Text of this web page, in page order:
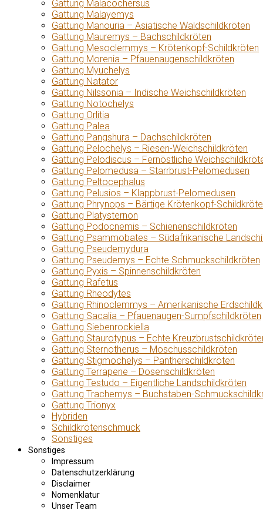
Gattung Malacochersus
Gattung Malayemys
Gattung Manouria – Asiatische Waldschildkröten
Gattung Mauremys – Bachschildkröten
Gattung Mesoclemmys – Krötenkopf-Schildkröten
Gattung Morenia – Pfauenaugenschildkröten
Gattung Myuchelys
Gattung Natator
Gattung Nilssonia – Indische Weichschildkröten
Gattung Notochelys
Gattung Orlitia
Gattung Palea
Gattung Pangshura – Dachschildkröten
Gattung Pelochelys – Riesen-Weichschildkröten
Gattung Pelodiscus – Fernöstliche
Gattung Pelomedusa – Starrbrust-Pelomedusen
Gattung Peltocephalus
Gattung Pelusios – Klappbrust-Pelomedusen
Gattung Phrynops – Bärtige Krötenkopf-
Gattung Platysternon
Gattung Podocnemis – Schienenschildkröten
Gattung Psammobates – Südafrikanische
Gattung Pseudemydura
Gattung Pseudemys – Echte Schmuckschildkröten
Gattung Pyxis – Spinnenschildkröten
Gattung Rafetus
Gattung Rheodytes
Gattung Rhinoclemmys – Amerikanische
Gattung Sacalia – Pfauenaugen-Sumpfschildkröten
Gattung Siebenrockiella
Gattung Staurotypus – Echte
Gattung Sternotherus – Moschusschildkröten
Gattung Stigmochelys – Pantherschildkröten
Gattung Terrapene – Dosenschildkröten
Gattung Testudo – Eigentliche Landschildkröten
Gattung Trachemys – Buchstaben-
Gattung Trionyx
Hybriden
Schildkrötenschmuck
Sonstiges
Sonstiges
Impressum
Datenschutzerklärung
Disclaimer
Nomenklatur
Unser Team